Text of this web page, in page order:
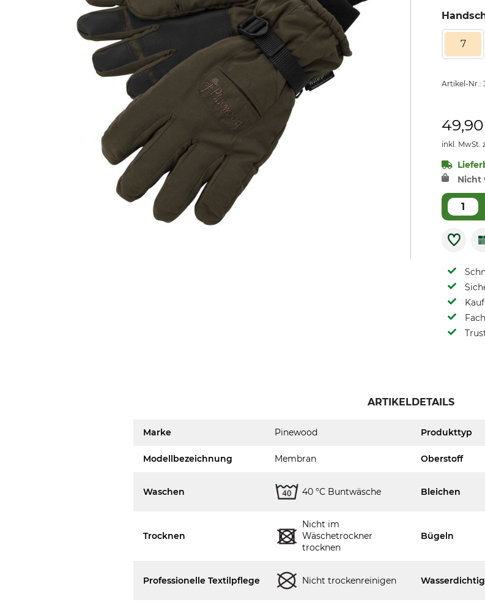
7
Artikel-Nr.:
49,90
inkl. MwSt.
Nicht
ARTIKELDETAILS
Marke Pinewood Produkttyp
Modellbezeichnung Membran Oberstoff
Waschen 40 °C Buntwäsche Bleichen
Trocknen
Nicht im
Wäschetrockner
trocknen
Bügeln
Professionelle Textilpflege Nicht trockenreinigen